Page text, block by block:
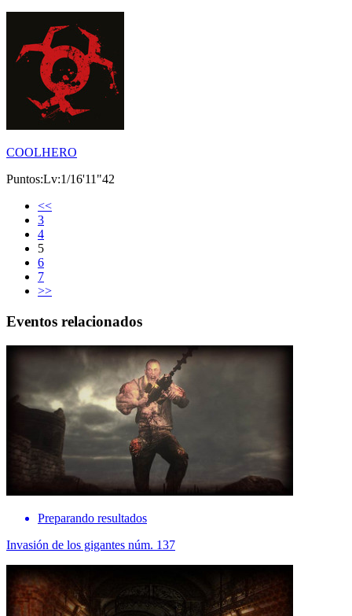
COOLHERO
Puntos:Lv:1/16'11"42
<<
3
4
5
6
7
>>
Eventos relacionados
Preparando resultados
Invasión de los gigantes núm. 137